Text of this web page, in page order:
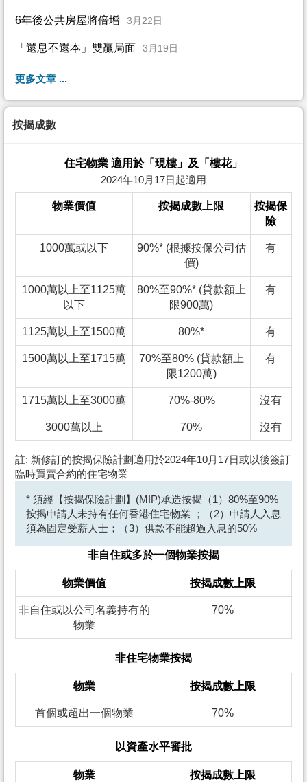
6年後公共房屋將倍增 3月22日
「還息不還本」雙贏局面 3月19日
更多文章 ...
按揭成數
住宅物業 適用於「現樓」及「樓花」
2024年10月17日起適用
物業價值 按揭成數上限
按揭保
險
1000萬或以下
90%* (根據按保公司估
價)
有
1000萬以上至1125萬
以下
80%至90%* (貸款額上
限900萬)
有
1125萬以上至1500萬 80%* 有
1500萬以上至1715萬
70%至80% (貸款額上
限1200萬)
有
1715萬以上至3000萬 70%-80% 沒有
3000萬以上 70% 沒有
註: 新修訂的按揭保險計劃適用於2024年10月17日或以後簽訂
臨時買賣合約的住宅物業
* 須經【按揭保險計劃】(MIP)承造按揭（1）80%至90%
按揭申請人未持有任何香港住宅物業 ；（2）申請人入息
須為固定受薪人士；（3）供款不能超過入息的50%
非自住或多於一個物業按揭
物業價值 按揭成數上限
非自住或以公司名義持有的
物業
70%
非住宅物業按揭
物業 按揭成數上限
首個或超出一個物業 70%
以資產水平審批
物業 按揭成數上限